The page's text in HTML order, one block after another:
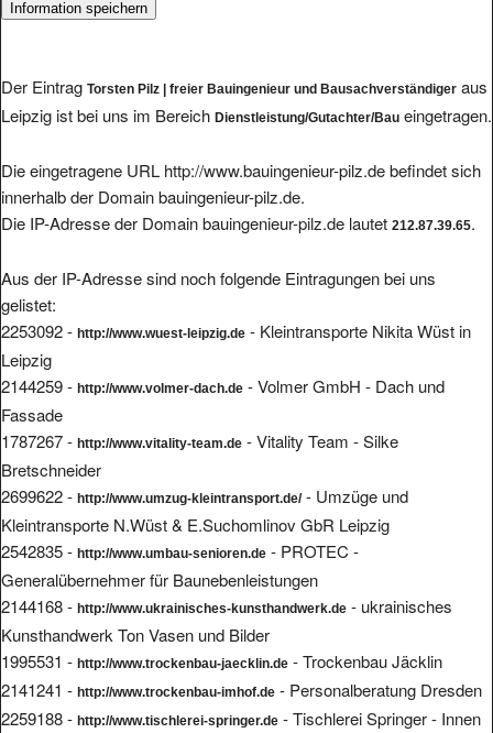
Der Eintrag Torsten Pilz | freier Bauingenieur und Bausachverständiger aus
Leipzig ist bei uns im Bereich Dienstleistung/Gutachter/Bau eingetragen.
Die eingetragene URL http://www.bauingenieur-pilz.de befindet sich
innerhalb der Domain bauingenieur-pilz.de.
Die IP-Adresse der Domain bauingenieur-pilz.de lautet 212.87.39.65.
Aus der IP-Adresse sind noch folgende Eintragungen bei uns
gelistet:
2253092 - http://www.wuest-leipzig.de - Kleintransporte Nikita Wüst in
Leipzig
2144259 - http://www.volmer-dach.de - Volmer GmbH - Dach und
Fassade
1787267 - http://www.vitality-team.de - Vitality Team - Silke
Bretschneider
2699622 - http://www.umzug-kleintransport.de/- Umzüge und
Kleintransporte N.Wüst & E.Suchomlinov GbR Leipzig
2542835 - http://www.umbau-senioren.de - PROTEC -
Generalübernehmer für Baunebenleistungen
2144168 - http://www.ukrainisches-kunsthandwerk.de - ukrainisches
Kunsthandwerk Ton Vasen und Bilder
1995531 - http://www.trockenbau-jaecklin.de - Trockenbau Jäcklin
2141241 - http://www.trockenbau-imhof.de - Personalberatung Dresden
2259188 - http://www.tischlerei-springer.de - Tischlerei Springer - Innen